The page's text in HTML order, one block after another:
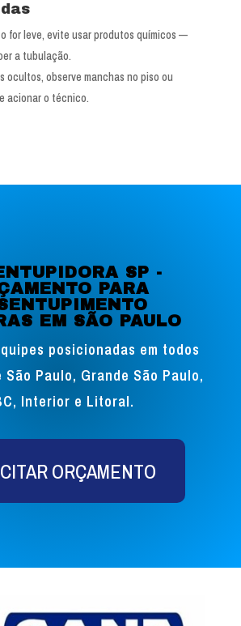
for leve, evite usar produtos químicos —
a tubulação.
ocultos, observe manchas no piso ou
acionar o técnico.
SP -
PARA
EM SÃO PAULO
posicionadas em todos
Paulo, Grande São Paulo,
Interior e Litoral.
ORÇAMENTO